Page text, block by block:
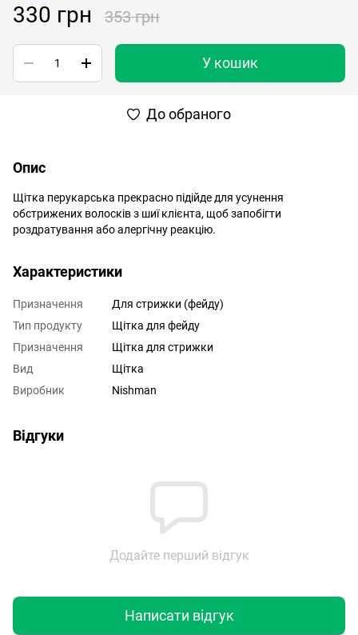
330 грн 353 грн
У кошик
До обраного
Опис
Щітка перукарська прекрасно підійде для усунення
обстрижених волосків з шиї клієнта, щоб запобігти
роздратування або алергічну реакцію.
Характеристики
Призначення
Для стрижки (фейду)
Тип продукту
Щітка для фейду
Призначення
Щітка для стрижки
Вид
Щітка
Виробник
Nishman
Відгуки
Додайте перший відгук
Написати відгук